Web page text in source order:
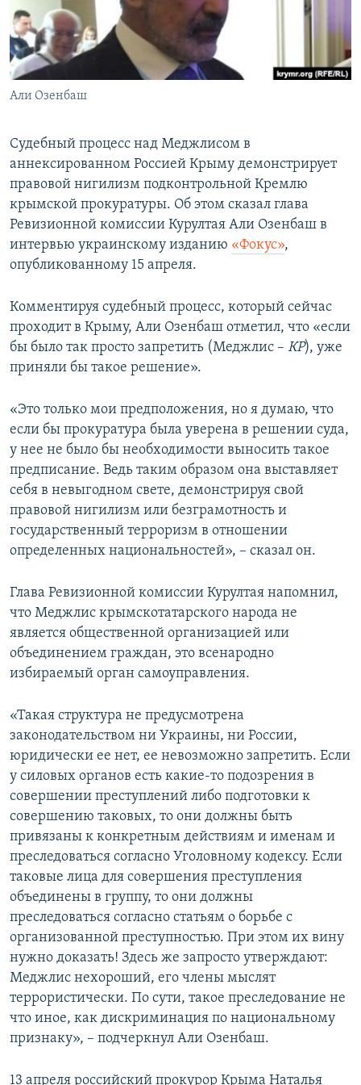
ПОБЕДИТЕЛЕЙ НЕ СУДЯТ?
КРЫМ.НЕПОКОРЕННЫЙ
ELIFBE
УКРАИНСКАЯ ПРОБЛЕМА КРЫМА
ПРИСОЕДИНЯЙТЕСЬ!
Али Озенбаш
Судебный процесс над Меджлисом в
аннексированном Россией Крыму демонстрирует
правовой нигилизм подконтрольной Кремлю
крымской прокуратуры. Об этом сказал глава
Ревизионной комиссии Курултая Али Озенбаш в
интервью украинскому изданию «Фокус»,
опубликованному 15 апреля.
Комментируя судебный процесс, который сейчас
проходит в Крыму, Али Озенбаш отметил, что «если
бы было так просто запретить (Меджлис – КР), уже
приняли бы такое решение».
«Это только мои предположения, но я думаю, что
если бы прокуратура была уверена в решении суда,
у нее не было бы необходимости выносить такое
предписание. Ведь таким образом она выставляет
себя в невыгодном свете, демонстрируя свой
правовой нигилизм или безграмотность и
государственный терроризм в отношении
определенных национальностей», – сказал он.
Глава Ревизионной комиссии Курултая напомнил,
что Меджлис крымскотатарского народа не
является общественной организацией или
объединением граждан, это всенародно
избираемый орган самоуправления.
«Такая структура не предусмотрена
законодательством ни Украины, ни России,
юридически ее нет, ее невозможно запретить. Если
у силовых органов есть какие-то подозрения в
совершении преступлений либо подготовки к
совершению таковых, то они должны быть
привязаны к конкретным действиям и именам и
преследоваться согласно Уголовному кодексу. Если
таковые лица для совершения преступления
объединены в группу, то они должны
преследоваться согласно статьям о борьбе с
организованной преступностью. При этом их вину
нужно доказать! Здесь же запросто утверждают:
Меджлис нехороший, его члены мыслят
террористически. По сути, такое преследование не
что иное, как дискриминация по национальному
признаку», – подчеркнул Али Озенбаш.
13 апреля российский прокурор Крыма Наталья